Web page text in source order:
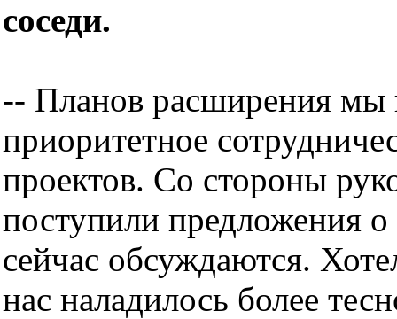
соседи.
-- Планов расширения
приоритетное
проектов. Со стороны
поступили предложения о
сейчас обсуждаются.
нас наладилось более